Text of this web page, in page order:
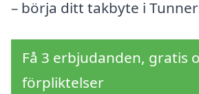
– börja ditt takbyte i
Få 3 erbjudanden, gratis
förpliktelser